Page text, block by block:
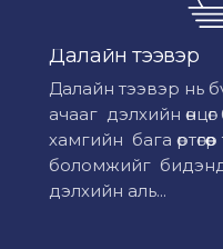
Далайн тээвэр
Далайн тээвэр нь
ачааг дэлхийн
хамгийн бага
боломжийг бидэнд
дэлхийн аль...